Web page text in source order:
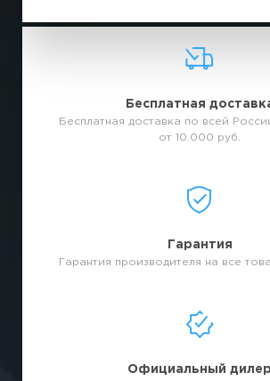
Бесплатная
Бесплатная доставка по всей
от 10.000 руб.
Гарантия
Гарантия производителя на все
Официальный дилер